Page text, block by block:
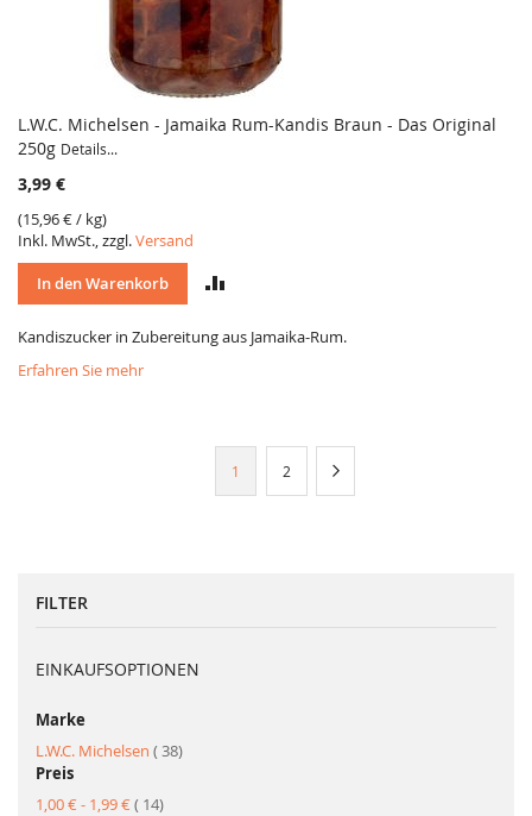
L.W.C. Michelsen - Jamaika Rum-Kandis Braun - Das Original
250g Details...
3,99 €
(15,96 €/ kg)
Inkl. MwSt., zzgl.Versand
In den Warenkorb
VERGLEICH
Kandiszucker in Zubereitung aus Jamaika-Rum.
Erfahren Sie mehr
Sie
1 Seite
2
FILTER
EINKAUFSOPTIONEN
Marke
L.W.C. Michelsen
38Artikel
Preis
1,00 €- 1,99 € 14Artikel